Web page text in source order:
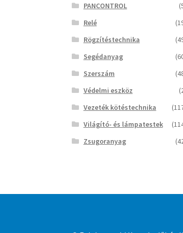
PANCONTROL
Relé
Rögzítéstechnika
Segédanyag
Szerszám
Védelmi eszköz
Vezeték kötéstechnika
Világító- és lámpatestek
Zsugoranyag